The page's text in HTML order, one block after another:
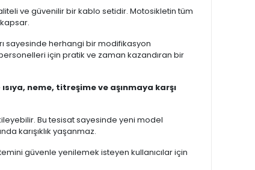
ve güvenilir bir kablo setidir. Motosikletin tüm
sayesinde herhangi bir modifikasyon
için pratik ve zaman kazandıran bir
ısıya, neme, titreşime ve aşınmaya karşı
Bu tesisat sayesinde yeni model
karışıklık yaşanmaz.
güvenle yenilemek isteyen kullanıcılar için